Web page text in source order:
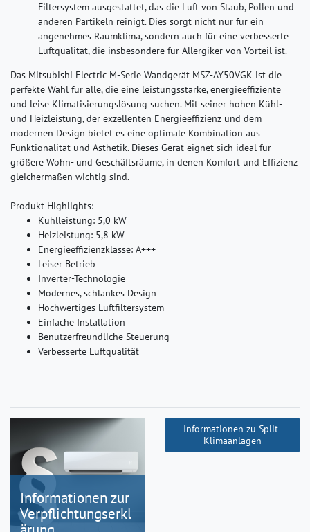
Filtersystem ausgestattet, das die Luft von Staub, Pollen und
anderen Partikeln reinigt. Dies sorgt nicht nur für ein
angenehmes Raumklima, sondern auch für eine verbesserte
Luftqualität, die insbesondere für Allergiker von Vorteil ist.
Das Mitsubishi Electric M-Serie Wandgerät MSZ-AY50VGK ist die
perfekte Wahl für alle, die eine leistungsstarke, energieeffiziente
und leise Klimatisierungslösung suchen. Mit seiner hohen Kühl-
und Heizleistung, der exzellenten Energieeffizienz und dem
modernen Design bietet es eine optimale Kombination aus
Funktionalität und Ästhetik. Dieses Gerät eignet sich ideal für
größere Wohn- und Geschäftsräume, in denen Komfort und Effizienz
gleichermaßen wichtig sind.
Produkt Highlights:
Kühlleistung: 5,0 kW
Heizleistung: 5,8 kW
Energieeffizienzklasse: A+++
Leiser Betrieb
Inverter-Technologie
Modernes, schlankes Design
Hochwertiges Luftfiltersystem
Einfache Installation
Benutzerfreundliche Steuerung
Verbesserte Luftqualität
Informationen zur
Verpflichtungserkl
Informationen zu Split-
Klimaanlagen